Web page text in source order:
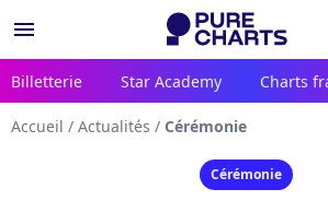
menu
Billetterie Star Academy Charts
Accueil / Actualités / Cérémonie
Cérémonie